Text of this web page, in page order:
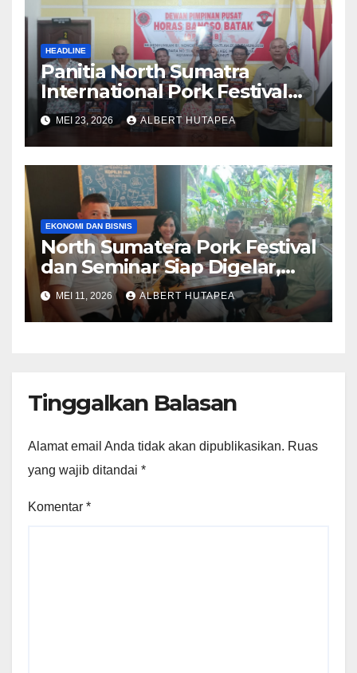
HEADLINE
Panitia North Sumatra
International Pork Festival
Gelar Rapat Final Persiapan
Acara Agustus 2026
MEI 23, 2026 ALBERT HUTAPEA
EKONOMI DAN BISNIS
North Sumatera Pork Festival
dan Seminar Siap Digelar,
Panitia Ajak Pelaku Usaha
Kuliner dan Peternakan Babi
Berpartisipasi
MEI 11, 2026 ALBERT HUTAPEA
Tinggalkan Balasan
Alamat email Anda tidak akan dipublikasikan. Ruas
yang wajib ditandai *
Komentar *